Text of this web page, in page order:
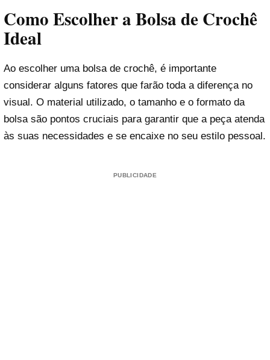
Como Escolher a Bolsa de Crochê
Ideal
Ao escolher uma bolsa de crochê, é importante
considerar alguns fatores que farão toda a diferença no
visual. O material utilizado, o tamanho e o formato da
bolsa são pontos cruciais para garantir que a peça atenda
às suas necessidades e se encaixe no seu estilo pessoal.
PUBLICIDADE